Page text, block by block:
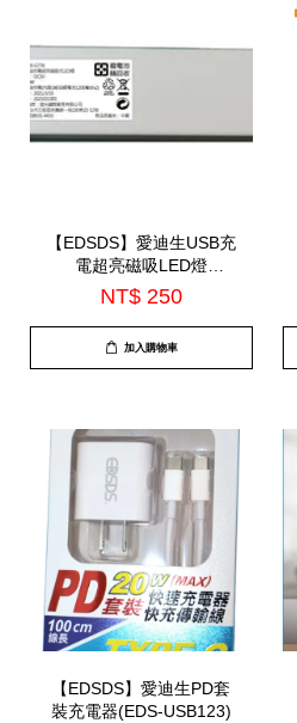
【EDSDS】愛迪生USB充
電超亮磁吸LED燈
32CM(EDS-G778)
NT$ 250
加入購物車
【EDSDS】愛迪生PD套
裝充電器(EDS-USB123)